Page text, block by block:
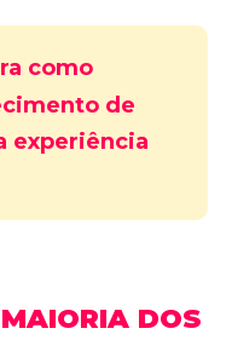
como
de
experiência
DOS